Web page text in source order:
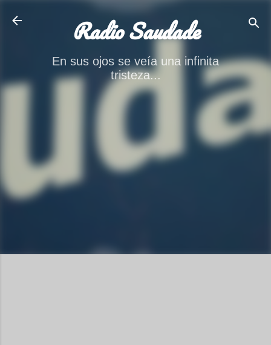
Radio Saudade
En sus ojos se veía una infinita
tristeza...